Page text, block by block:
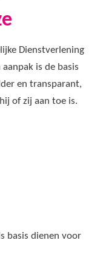
Dienstverlening
is de basis
en transparant,
of zij aan toe is.
basis dienen voor